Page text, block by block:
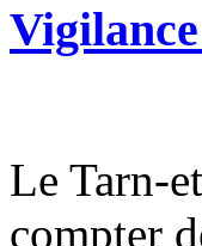
Le Tarn-
compter